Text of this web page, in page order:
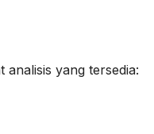
yang tersedia: